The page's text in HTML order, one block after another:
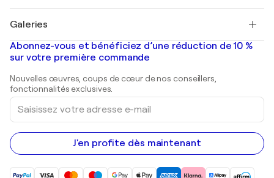
Banksy
Mr. Brainwash
Shepard Fairey
Tableaux abstraits à vendre
Peintures de paysage
Estampes
Peintures acryliques
Galeries
Galeries d'art en France
Galeries d'art en Belgique
Abonnez-vous et bénéficiez d’une réduction de 10 %
sur votre première commande
Nouvelles œuvres, coups de cœur de nos conseillers,
fonctionnalités exclusives.
Saisissez
votre
adresse
e-
mail
J'en profite dès maintenant